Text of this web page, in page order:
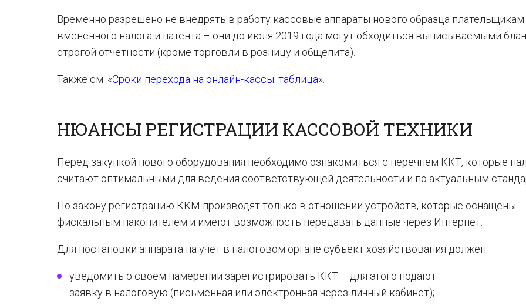
Временно разрешено не внедрять в работу кассовые аппараты нового образца плательщикам
вмененного налога и патента – они до июля 2019 года могут обходиться выписываемыми
строгой отчетности (кроме торговли в розницу и общепита).
Также см. «Сроки перехода на онлайн-кассы: таблица».
НЮАНСЫ РЕГИСТРАЦИИ КАССОВОЙ ТЕХНИКИ
Перед закупкой нового оборудования необходимо ознакомиться с перечнем ККТ, которые
считают оптимальными для ведения соответствующей деятельности и по актуальным
По закону регистрацию ККМ производят только в отношении устройств, которые оснащены
фискальным накопителем и имеют возможность передавать данные через Интернет.
Для постановки аппарата на учет в налоговом органе субъект хозяйствования должен:
уведомить о своем намерении зарегистрировать ККТ – для этого подают
заявку в налоговую (письменная или электронная через личный кабинет);